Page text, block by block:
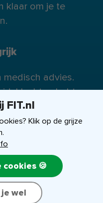
klaar om je te
advies.
hebt
aan contact op
(of eventueel
Over ons
FIT.nl
Klik op de grijze
cookies 🍪
je wel